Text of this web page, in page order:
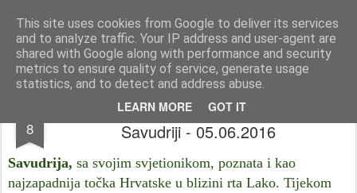
This site uses cookies from Google to deliver its services
and to analyze traffic. Your IP address and user-agent are
shared with Google along with performance and security
metrics to ensure quality of service, generate usage
statistics, and to detect and address abuse.
LEARN MORE GOT IT
Istra photo blog POISTRI.EU © Putopisi | reportaže Istra i Kvarner
Pages
8
Putopisi po Istri @ Savudrija & Svjetionik u
Savudriji - 05.06.2016
Savudrija, sa svojim svjetionikom, poznata i kao
najzapadnija točka Hrvatske u blizini rta Lako. Tijekom